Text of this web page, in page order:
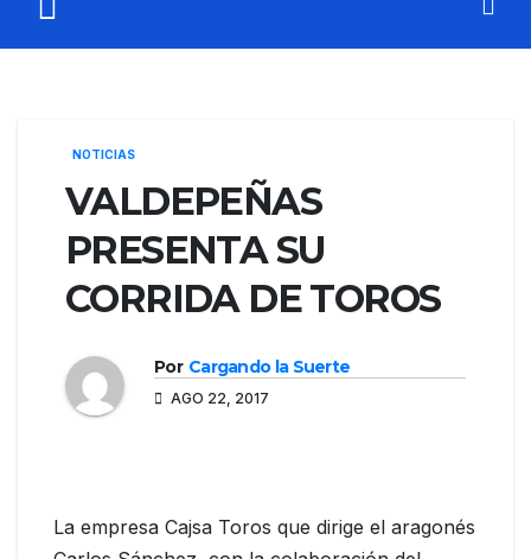
NOTICIAS
VALDEPEÑAS
PRESENTA SU
CORRIDA DE TOROS
Por Cargando la Suerte
AGO 22, 2017
La empresa Cajsa Toros que dirige el aragonés